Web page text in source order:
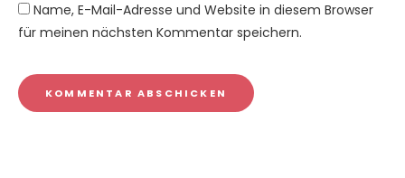
Name, E-Mail-Adresse und Website in diesem Browser
für meinen nächsten Kommentar speichern.